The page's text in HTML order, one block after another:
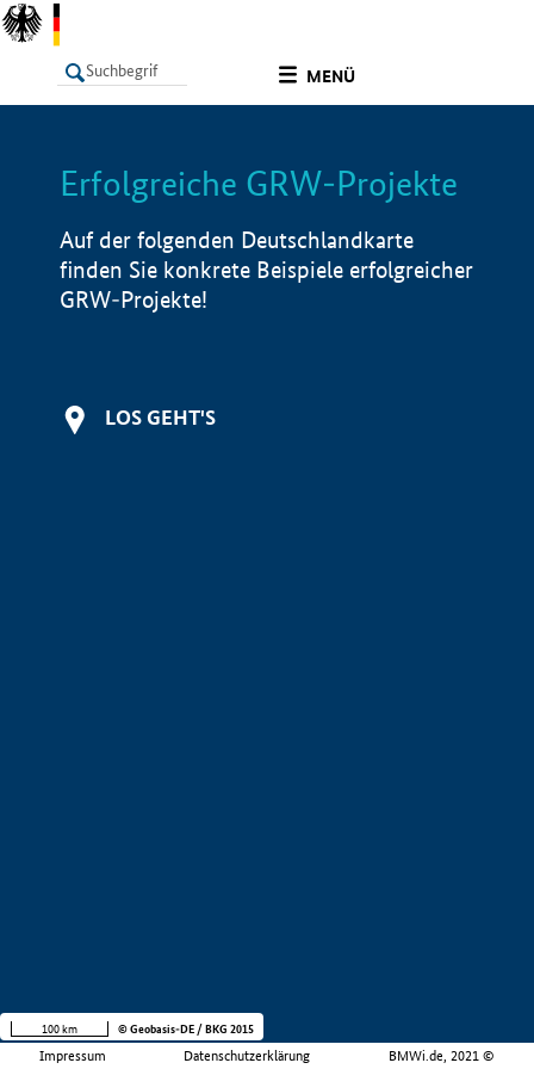
MENÜ
LISTE Info
Erfolgreiche GRW-Projekte
Auf der folgenden Deutschlandkarte
finden Sie konkrete Beispiele erfolgreicher
GRW-Projekte!
LOS GEHT'S
Impressum Datenschutzerklärung BMWi.de, 2021 ©
100 km © Geobasis-DE / BKG 2015